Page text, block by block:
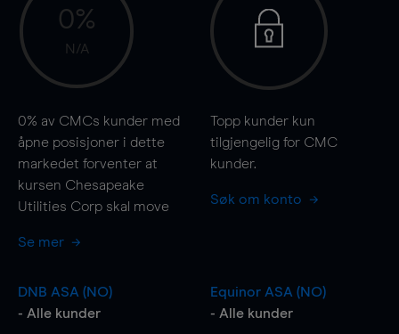
0%
N/A
0% av CMCs kunder med
åpne posisjoner i dette
markedet forventer at
kursen Chesapeake
Utilities Corp skal move
Se mer
Topp kunder kun
tilgjengelig for CMC
kunder.
Søk om konto
DNB ASA (NO)
- Alle kunder
Equinor ASA (NO)
- Alle kunder